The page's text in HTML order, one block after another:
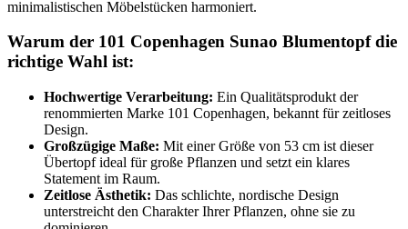
minimalistischen Möbelstücken harmoniert.
Warum der 101 Copenhagen Sunao Blumentopf die
richtige Wahl ist:
Hochwertige Verarbeitung: Ein Qualitätsprodukt der
renommierten Marke 101 Copenhagen, bekannt für zeitloses
Design.
Großzügige Maße: Mit einer Größe von 53 cm ist dieser
Übertopf ideal für große Pflanzen und setzt ein klares
Statement im Raum.
Zeitlose Ästhetik: Das schlichte, nordische Design
unterstreicht den Charakter Ihrer Pflanzen, ohne sie zu